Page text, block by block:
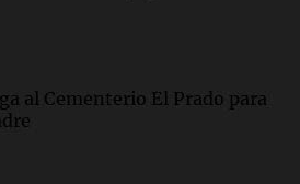
al Cementerio El Prado para